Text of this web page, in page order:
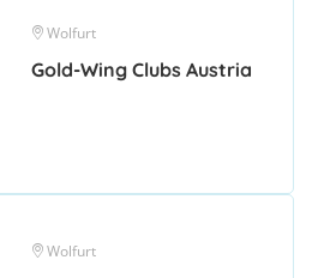
Wolfurt
Gold-Wing Clubs Austria
Wolfurt